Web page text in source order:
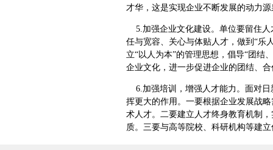
才华，这是实现企业不断发展的动力源
5.加强企业文化建设。单位要留住人
任与宽容、关心与体贴人才，做到“乐
立“以人为本”的管理思想，倡导“团结
企业文化，进一步促进企业的团结、
6.加强培训，增强人才能力。面对日
挥更大的作用。一要根据企业发展战
术人才。二要建立人才终身教育机制
质。三要与高等院校、科研机构等建